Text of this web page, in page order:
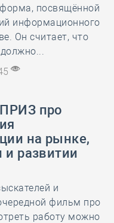
форма, посвящённой
информационного
Он считает, что
про
на рынке,
и развитии
и
фильм про
работу можно